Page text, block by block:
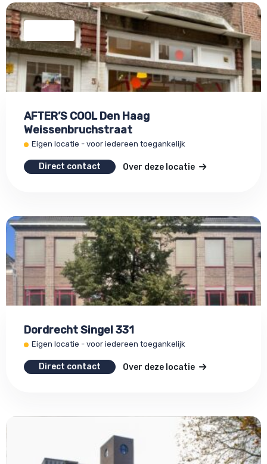
AFTER’S COOL Den Haag
Weissenbruchstraat
Eigen locatie - voor iedereen toegankelijk
Direct contact Over deze locatie
Dordrecht Singel 331
Eigen locatie - voor iedereen toegankelijk
Direct contact Over deze locatie